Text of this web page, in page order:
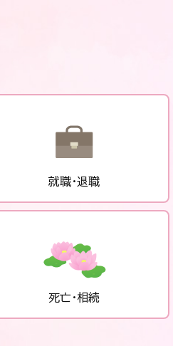
就職・退職
死亡・相続